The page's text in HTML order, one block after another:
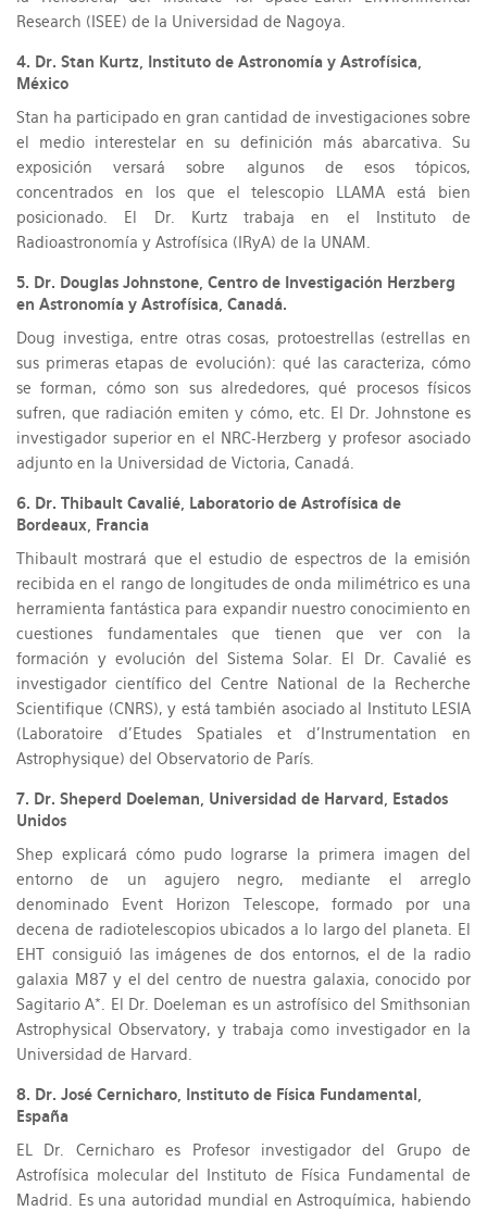
Research (ISEE) de la Universidad de Nagoya.
4. Dr. Stan Kurtz, Instituto de Astronomía y Astrofísica,
México
Stan ha participado en gran cantidad de investigaciones sobre
el medio interestelar en su definición más abarcativa. Su
exposición versará sobre algunos de esos tópicos,
concentrados en los que el telescopio LLAMA está bien
posicionado. El Dr. Kurtz trabaja en el Instituto de
Radioastronomía y Astrofísica (IRyA) de la UNAM.
5. Dr. Douglas Johnstone, Centro de Investigación Herzberg
en Astronomía y Astrofísica, Canadá.
Doug investiga, entre otras cosas, protoestrellas (estrellas en
sus primeras etapas de evolución): qué las caracteriza, cómo
se forman, cómo son sus alrededores, qué procesos físicos
sufren, que radiación emiten y cómo, etc. El Dr. Johnstone es
investigador superior en el NRC-Herzberg y profesor asociado
adjunto en la Universidad de Victoria, Canadá.
6. Dr. Thibault Cavalié, Laboratorio de Astrofísica de
Bordeaux, Francia
Thibault mostrará que el estudio de espectros de la emisión
recibida en el rango de longitudes de onda milimétrico es una
herramienta fantástica para expandir nuestro conocimiento en
cuestiones fundamentales que tienen que ver con la
formación y evolución del Sistema Solar. El Dr. Cavalié es
investigador científico del Centre National de la Recherche
Scientifique (CNRS), y está también asociado al Instituto LESIA
(Laboratoire d’Etudes Spatiales et d’Instrumentation en
Astrophysique) del Observatorio de París.
7. Dr. Sheperd Doeleman, Universidad de Harvard, Estados
Unidos
Shep explicará cómo pudo lograrse la primera imagen del
entorno de un agujero negro, mediante el arreglo
denominado Event Horizon Telescope, formado por una
decena de radiotelescopios ubicados a lo largo del planeta. El
EHT consiguió las imágenes de dos entornos, el de la radio
galaxia M87 y el del centro de nuestra galaxia, conocido por
Sagitario A*. El Dr. Doeleman es un astrofísico del Smithsonian
Astrophysical Observatory, y trabaja como investigador en la
Universidad de Harvard.
8. Dr. José Cernicharo, Instituto de Física Fundamental,
España
EL Dr. Cernicharo es Profesor investigador del Grupo de
Astrofísica molecular del Instituto de Física Fundamental de
Madrid. Es una autoridad mundial en Astroquímica, habiendo